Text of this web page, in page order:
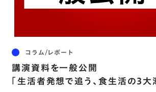
コラム/レポート
講演資料を⼀般公開
「⽣活者発想で追う､⾷⽣活の3⼤